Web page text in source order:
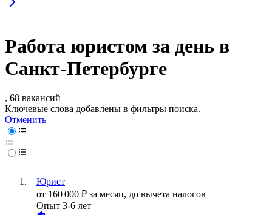
Работа юристом за день в
Санкт-Петербурге
, 68 вакансий
Ключевые слова добавлены в фильтры поиска.
Отменить
Юрист
от 160 000 ₽ за месяц, до вычета налогов
Опыт 3-6 лет